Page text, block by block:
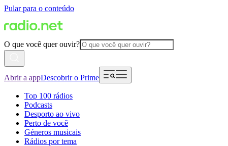
Pular para o conteúdo
O que você quer ouvir?
Abrir a appDescobrir o Prime
Top 100 rádios
Podcasts
Desporto ao vivo
Perto de você
Géneros musicais
Rádios por tema